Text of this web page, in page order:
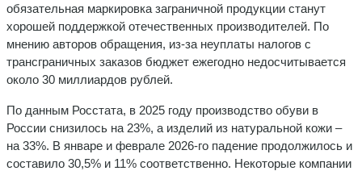
обязательная маркировка заграничной продукции станут
хорошей поддержкой отечественных производителей. По
мнению авторов обращения, из-за неуплаты налогов с
трансграничных заказов бюджет ежегодно недосчитывается
около 30 миллиардов рублей.
По данным Росстата, в 2025 году производство обуви в
России снизилось на 23%, а изделий из натуральной кожи –
на 33%. В январе и феврале 2026-го падение продолжилось и
составило 30,5% и 11% соответственно. Некоторые компании